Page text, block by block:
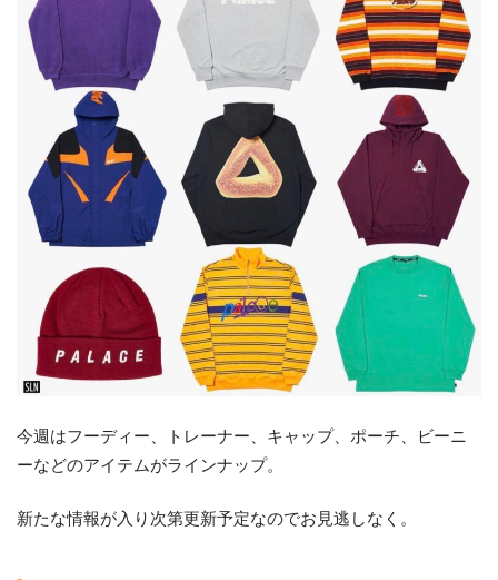
今週はフーディー、トレーナー、キャップ、ポーチ、ビーニ
ーなどのアイテムがラインナップ。
新たな情報が入り次第更新予定なのでお見逃しなく。